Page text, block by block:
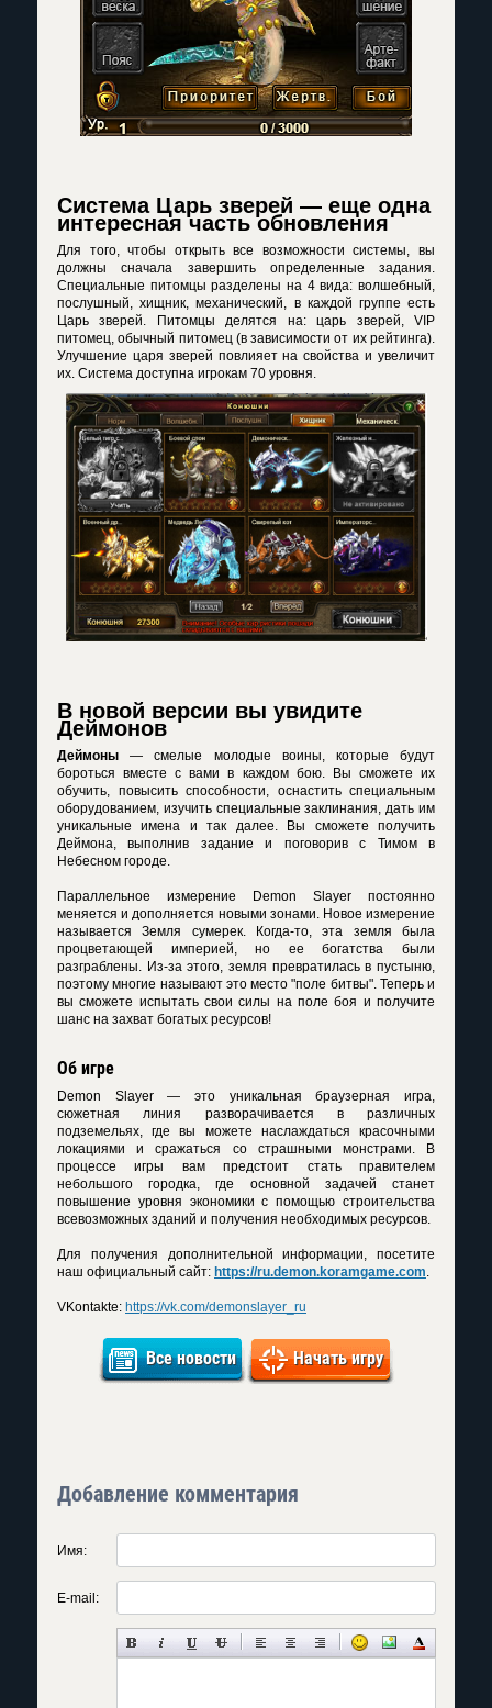
Система Царь зверей — еще одна
интересная часть обновления
Для того, чтобы открыть все возможности системы, вы
должны сначала завершить определенные задания.
Специальные питомцы разделены на 4 вида: волшебный,
послушный, хищник, механический, в каждой группе есть
Царь зверей. Питомцы делятся на: царь зверей, VIP
питомец, обычный питомец (в зависимости от их рейтинга).
Улучшение царя зверей повлияет на свойства и увеличит
их. Система доступна игрокам 70 уровня.
В новой версии вы увидите
Деймонов
Деймоны — смелые молодые воины, которые будут
бороться вместе с вами в каждом бою. Вы сможете их
обучить, повысить способности, оснастить специальным
оборудованием, изучить специальные заклинания, дать им
уникальные имена и так далее. Вы сможете получить
Деймона, выполнив задание и поговорив с Тимом в
Небесном городе.
Параллельное измерение Demon Slayer постоянно
меняется и дополняется новыми зонами. Новое измерение
называется Земля сумерек. Когда-то, эта земля была
процветающей империей, но ее богатства были
разграблены. Из-за этого, земля превратилась в пустыню,
поэтому многие называют это место "поле битвы". Теперь и
вы сможете испытать свои силы на поле боя и получите
шанс на захват богатых ресурсов!
Об игре
Demon Slayer — это уникальная браузерная игра,
сюжетная линия разворачивается в различных
подземельях, где вы можете наслаждаться красочными
локациями и сражаться со страшными монстрами. В
процессе игры вам предстоит стать правителем
небольшого городка, где основной задачей станет
повышение уровня экономики с помощью строительства
всевозможных зданий и получения необходимых ресурсов.
Для получения дополнительной информации, посетите
наш официальный сайт: https://ru.demon.koramgame.com.
VKontakte: https://vk.com/demonslayer_ru
Все новости Начать игру
Добавление комментария
Имя:
E-mail: